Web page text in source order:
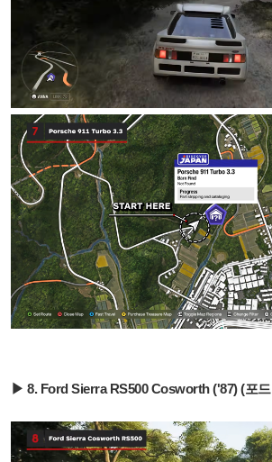
▶ 8. Ford Sierra RS500 Cosworth ('87) (포